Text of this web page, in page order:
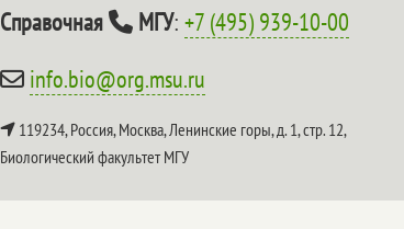
Справочная МГУ:+7 (495) 939-10-00
info.bio@org.msu.ru
119234, Россия, Москва, Ленинские горы, д. 1, стр. 12,
Биологический факультет МГУ